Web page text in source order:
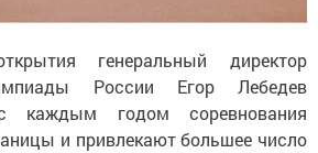
генеральный директор
России Егор Лебедев
каждым годом соревнования
и привлекают большее число